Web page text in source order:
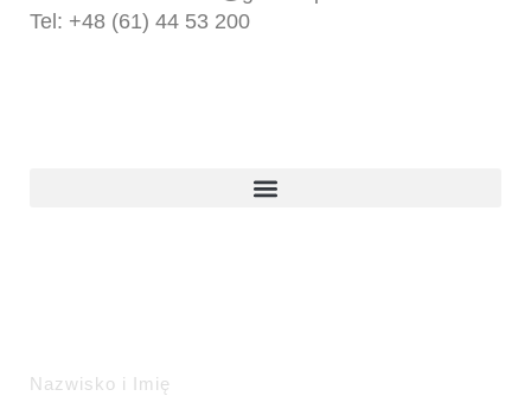
Tel: +48 (61) 44 53 200
Nazwisko i Imię